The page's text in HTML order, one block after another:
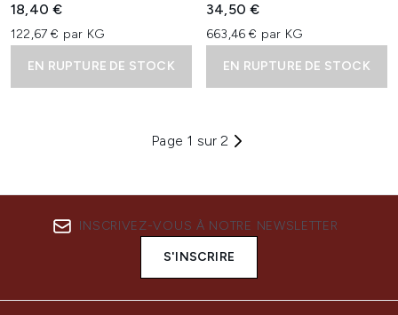
18,40 €
122,67 € par KG
EN RUPTURE DE STOCK
34,50 €
663,46 € par KG
EN RUPTURE DE STOCK
Page 1 sur 2
INSCRIVEZ-VOUS À NOTRE NEWSLETTER
S'INSCRIRE